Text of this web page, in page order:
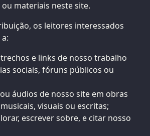
materiais neste site.
os leitores interessados
e links de nosso trabalho
sociais, fóruns públicos ou
áudios de nosso site em obras
visuais ou escritas;
escrever sobre, e citar nosso